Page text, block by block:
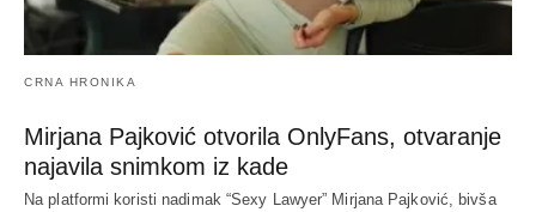
CRNA HRONIKA
Mirjana Pajković otvorila OnlyFans, otvaranje
najavila snimkom iz kade
Na platformi koristi nadimak “Sexy Lawyer” Mirjana Pajković, bivša